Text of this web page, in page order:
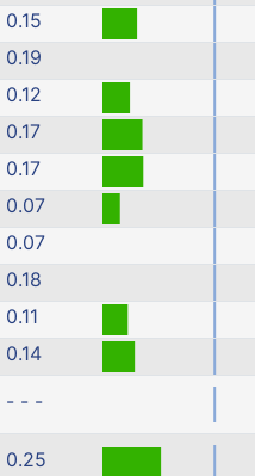
0.15
0.19
0.12
0.17
0.17
0.07
0.07
0.18
0.11
0.14
- - -
0.25